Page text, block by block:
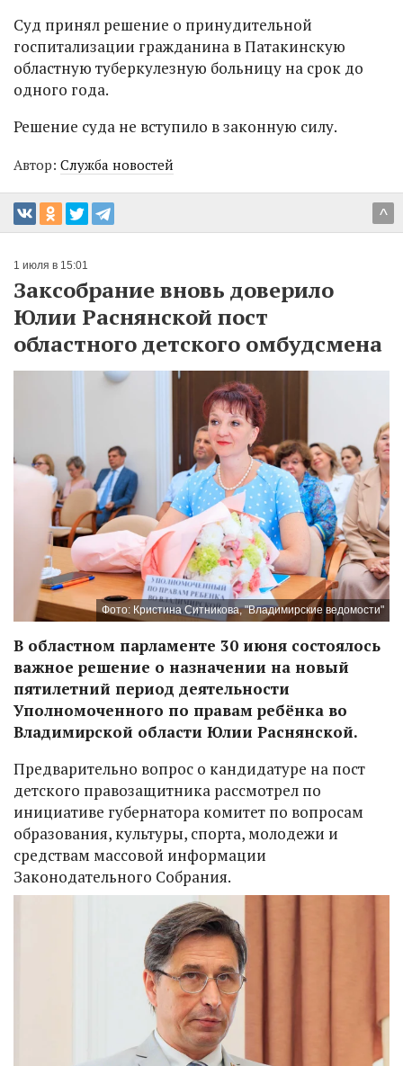
Суд принял решение о принудительной
госпитализации гражданина в Патакинскую
областную туберкулезную больницу на срок до
одного года.
Решение суда не вступило в законную силу.
Автор: Служба новостей
^
1 июля в 15:01
Заксобрание вновь доверило
Юлии Раснянской пост
областного детского омбудсмена
Фото: Кристина Ситникова, "Владимирские ведомости"
В областном парламенте 30 июня состоялось
важное решение о назначении на новый
пятилетний период деятельности
Уполномоченного по правам ребёнка во
Владимирской области Юлии Раснянской.
Предварительно вопрос о кандидатуре на пост
детского правозащитника рассмотрел по
инициативе губернатора комитет по вопросам
образования, культуры, спорта, молодежи и
средствам массовой информации
Законодательного Собрания.